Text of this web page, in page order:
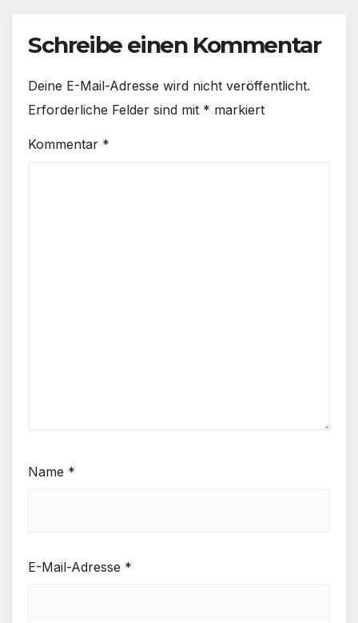
Schreibe einen Kommentar
Deine E-Mail-Adresse wird nicht veröffentlicht.
Erforderliche Felder sind mit * markiert
Kommentar *
Name *
E-Mail-Adresse *